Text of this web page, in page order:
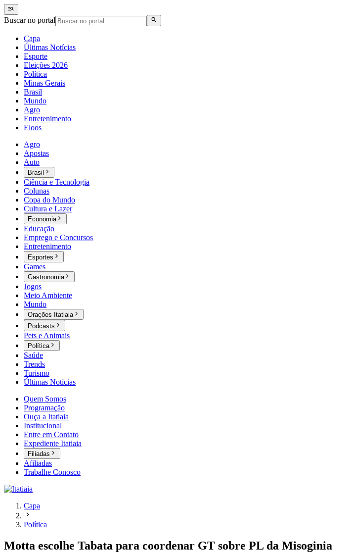
Buscar no portal
Capa
Últimas Notícias
Esporte
Eleições 2026
Política
Minas Gerais
Brasil
Mundo
Agro
Entretenimento
Eloos
Agro
Apostas
Auto
Brasil
Ciência e Tecnologia
Colunas
Copa do Mundo
Cultura e Lazer
Economia
Educação
Emprego e Concursos
Entretenimento
Esportes
Games
Gastronomia
Jogos
Meio Ambiente
Mundo
Orações Itatiaia
Podcasts
Pets e Animais
Política
Saúde
Trends
Turismo
Últimas Notícias
Quem Somos
Programação
Ouça a Itatiaia
Institucional
Entre em Contato
Expediente Itatiaia
Filiadas
Afiliadas
Trabalhe Conosco
Capa
Política
Motta escolhe Tabata para coordenar GT sobre PL da Misoginia